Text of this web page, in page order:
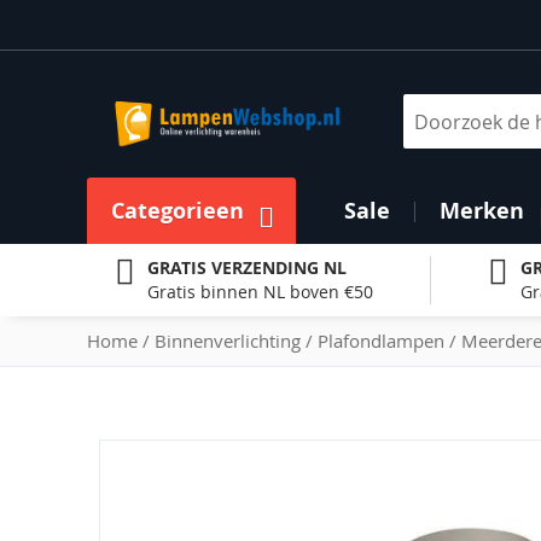
naar
inhoud
Categorieen Sale Merken
GRATIS VERZENDING NL
Gratis binnen NL boven €50
Home Binnenverlichting Plafondlampen